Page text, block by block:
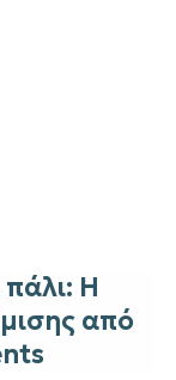
Η
από